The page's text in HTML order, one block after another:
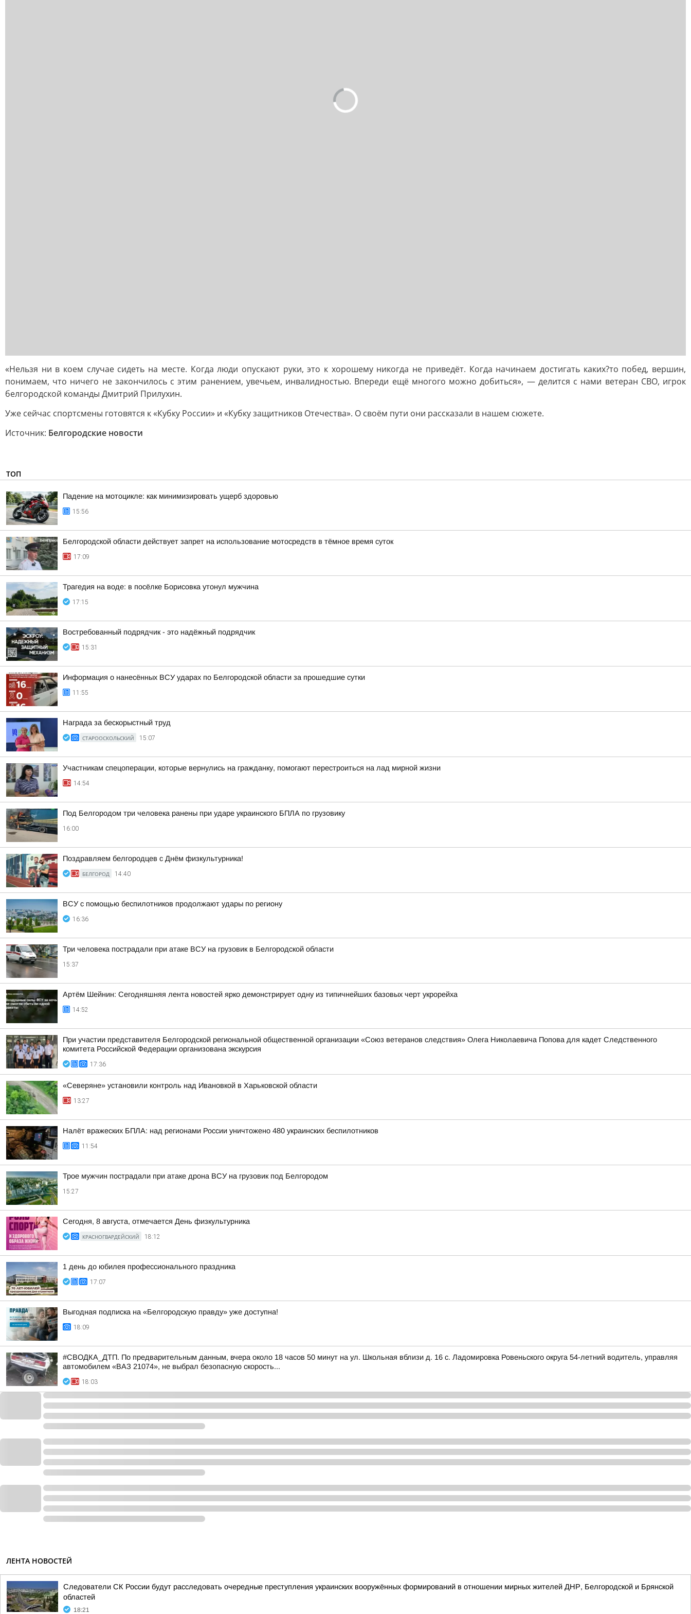
«Нельзя ни в коем случае сидеть на месте. Когда люди опускают руки, это к хорошему никогда не приведёт. Когда начинаем достигать каких?то побед, вершин,
понимаем, что ничего не закончилось с этим ранением, увечьем, инвалидностью. Впереди ещё многого можно добиться», — делится с нами ветеран СВО, игрок
белгородской команды Дмитрий Прилухин.
Уже сейчас спортсмены готовятся к «Кубку России» и «Кубку защитников Отечества». О своём пути они рассказали в нашем сюжете.
Источник: Белгородские новости
ТОП
Падение на мотоцикле: как минимизировать ущерб здоровью
15:56
Белгородской области действует запрет на использование мотосредств в тёмное время суток
17:09
Трагедия на воде: в посёлке Борисовка утонул мужчина
17:15
Востребованный подрядчик - это надёжный подрядчик
15:31
Информация о нанесённых ВСУ ударах по Белгородской области за прошедшие сутки
11:55
Награда за бескорыстный труд
СТАРООСКОЛЬСКИЙ 15:07
Участникам спецоперации, которые вернулись на гражданку, помогают перестроиться на лад мирной жизни
14:54
Под Белгородом три человека ранены при ударе украинского БПЛА по грузовику
16:00
Поздравляем белгородцев с Днём физкультурника!
БЕЛГОРОД 14:40
ВСУ с помощью беспилотников продолжают удары по региону
16:36
Три человека пострадали при атаке ВСУ на грузовик в Белгородской области
15:37
Артём Шейнин: Сегодняшняя лента новостей ярко демонстрирует одну из типичнейших базовых черт укрорейха
14:52
При участии представителя Белгородской региональной общественной организации «Союз ветеранов следствия» Олега Николаевича Попова для кадет Следственного
комитета Российской Федерации организована экскурсия
17:36
«Северяне» установили контроль над Ивановкой в Харьковской области
13:27
Налёт вражеских БПЛА: над регионами России уничтожено 480 украинских беспилотников
11:54
Трое мужчин пострадали при атаке дрона ВСУ на грузовик под Белгородом
15:27
Сегодня, 8 августа, отмечается День физкультурника
КРАСНОГВАРДЕЙСКИЙ 18:12
1 день до юбилея профессионального праздника
17:07
Выгодная подписка на «Белгородскую правду» уже доступна!
18:09
#СВОДКА_ДТП. По предварительным данным, вчера около 18 часов 50 минут на ул. Школьная вблизи д. 16 с. Ладомировка Ровеньского округа 54-летний водитель, управляя
автомобилем «ВАЗ 21074», не выбрал безопасную скорость...
18:03
ЛЕНТА НОВОСТЕЙ
Следователи СК России будут расследовать очередные преступления украинских вооружённых формирований в отношении мирных жителей ДНР, Белгородской и Брянской
областей
18:21